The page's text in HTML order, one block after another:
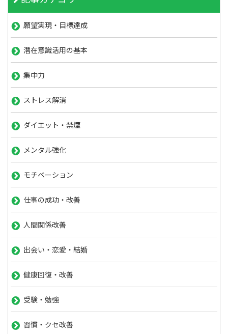
願望実現・目標達成
潜在意識活用の基本
集中力
ストレス解消
ダイエット・禁煙
メンタル強化
モチベーション
仕事の成功・改善
人間関係改善
出会い・恋愛・結婚
健康回復・改善
受験・勉強
習慣・クセ改善